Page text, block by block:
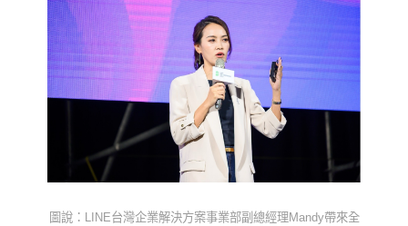
圖說： LINE台灣企業解決方案事業部副總經理Mandy帶來全